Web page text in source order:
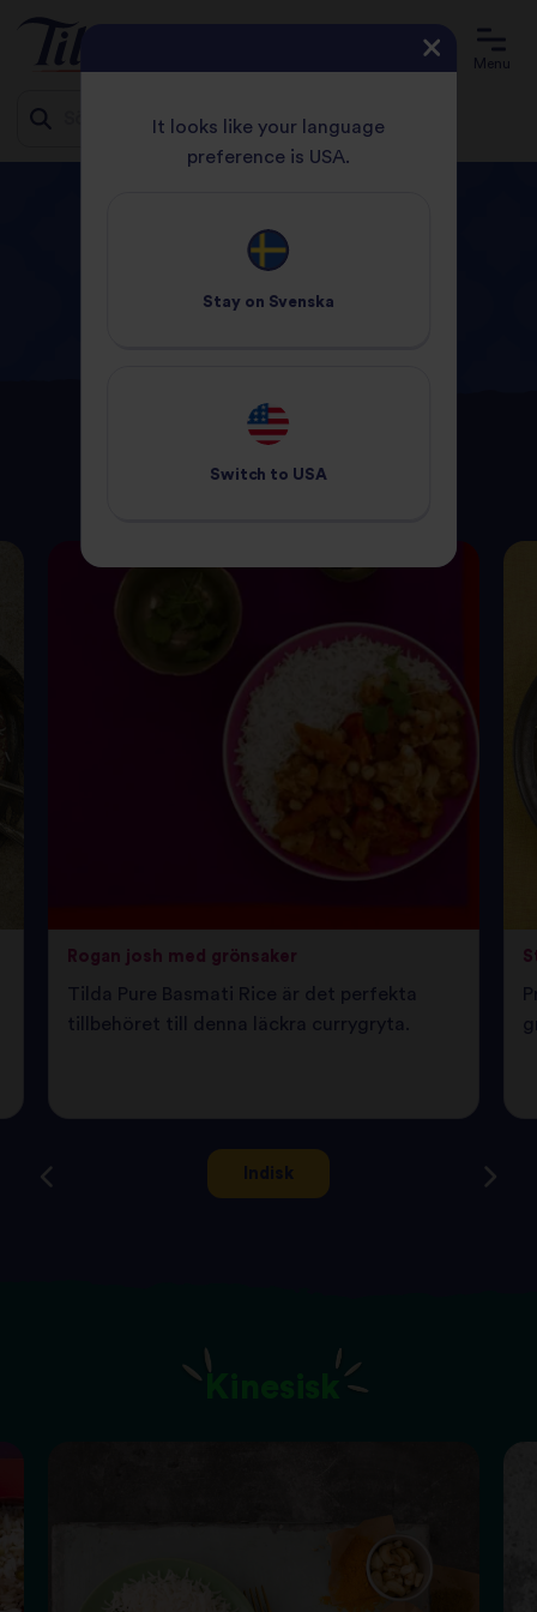
Menu
Cuisine
Indisk
Rogan josh med grönsaker
Tilda Pure Basmati Rice är det perfekta
tillbehöret till denna läckra currygryta.
Indisk
It looks like your language
preference is USA.
Stay on Svenska
Switch to USA